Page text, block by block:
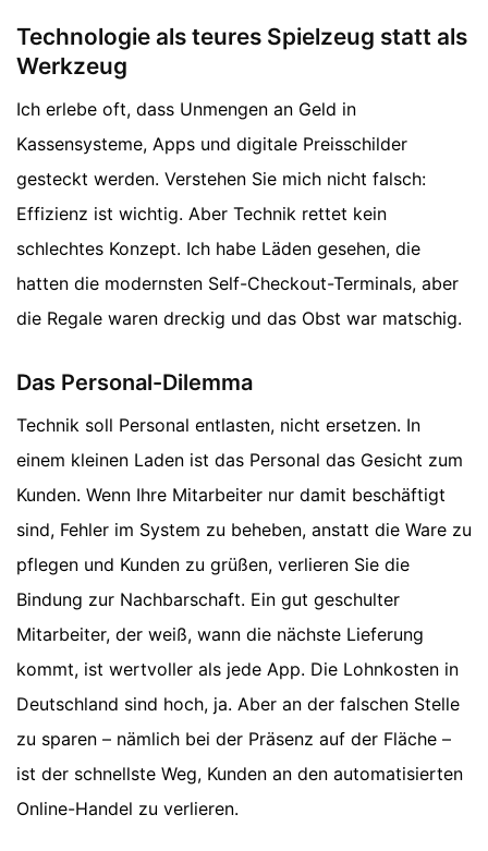
Technologie als teures Spielzeug statt als
Werkzeug
Ich erlebe oft, dass Unmengen an Geld in
Kassensysteme, Apps und digitale Preisschilder
gesteckt werden. Verstehen Sie mich nicht falsch:
Effizienz ist wichtig. Aber Technik rettet kein
schlechtes Konzept. Ich habe Läden gesehen, die
hatten die modernsten Self-Checkout-Terminals, aber
die Regale waren dreckig und das Obst war matschig.
Das Personal-Dilemma
Technik soll Personal entlasten, nicht ersetzen. In
einem kleinen Laden ist das Personal das Gesicht zum
Kunden. Wenn Ihre Mitarbeiter nur damit beschäftigt
sind, Fehler im System zu beheben, anstatt die Ware zu
pflegen und Kunden zu grüßen, verlieren Sie die
Bindung zur Nachbarschaft. Ein gut geschulter
Mitarbeiter, der weiß, wann die nächste Lieferung
kommt, ist wertvoller als jede App. Die Lohnkosten in
Deutschland sind hoch, ja. Aber an der falschen Stelle
zu sparen – nämlich bei der Präsenz auf der Fläche –
ist der schnellste Weg, Kunden an den automatisierten
Online-Handel zu verlieren.